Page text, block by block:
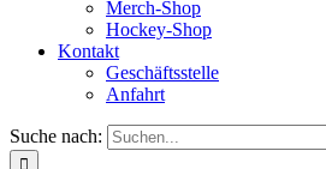
Merch-Shop
Hockey-Shop
Kontakt
Geschäftsstelle
Anfahrt
Suche nach: